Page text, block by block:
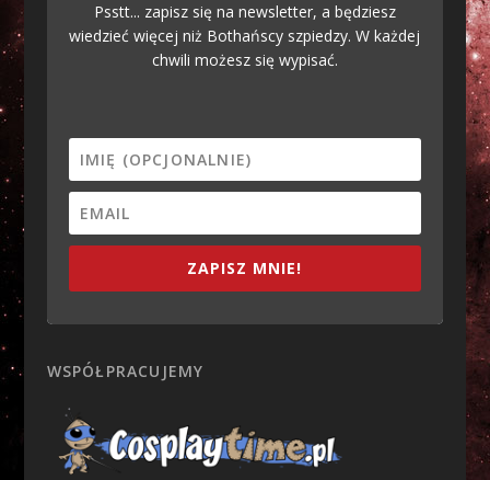
Psstt... zapisz się na newsletter, a będziesz
wiedzieć więcej niż Bothańscy szpiedzy. W każdej
chwili możesz się wypisać.
ZAPISZ MNIE!
WSPÓŁPRACUJEMY